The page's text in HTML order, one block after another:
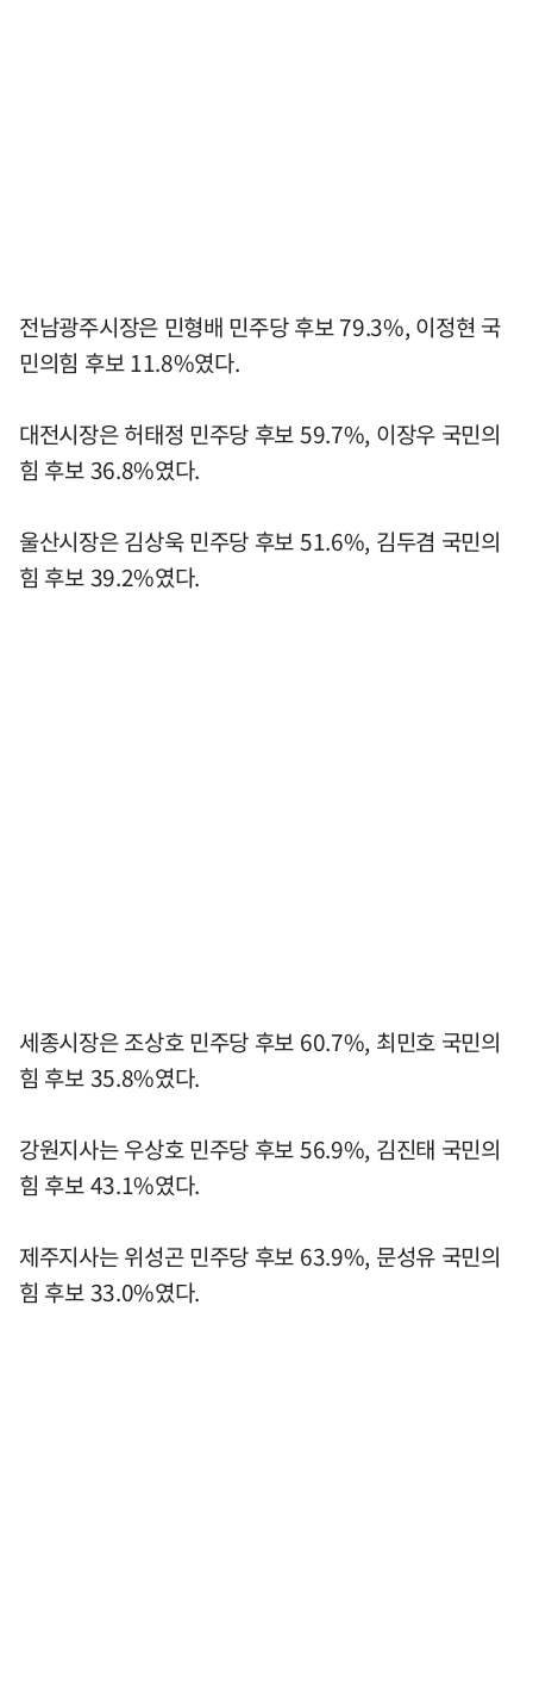
전남광주시장은 민형배 민주당 후보 79.3%, 이정현 국
민의힘 후보 11.8%였다.
대전시장은 허태정 민주당 후보 59.7%, 이장우 국민의
힘 후보 36.8%였다.
울산시장은 김상욱 민주당 후보 51.6%, 김두겸 국민의
힘 후보 39.2%였다.
세종시장은 조상호 민주당 후보 60.7%, 최민호 국민의
힘 후보 35.8%였다.
강원지사는 우상호 민주당 후보 56.9%, 김진태 국민의
힘 후보 43.1%였다.
제주지사는 위성곤 민주당 후보 63.9%, 문성유 국민의
힘 후보 33.0%였다.